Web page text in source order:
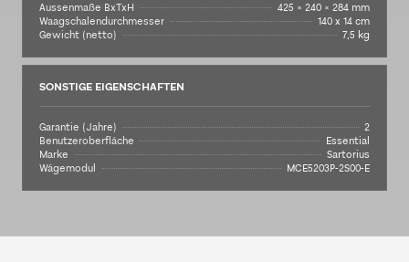
Aussenmaße BxTxH
425 × 240 × 284 mm
Waagschalendurchmesser
140 x 14 cm
Gewicht (netto)
7,5 kg
SONSTIGE EIGENSCHAFTEN
Garantie (Jahre)
2
Benutzeroberfläche
Essential
Marke
Sartorius
Wägemodul
MCE5203P-2S00-E